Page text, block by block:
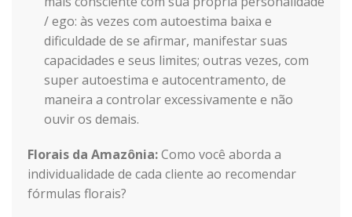
/ ego: às vezes com autoestima baixa e
dificuldade de se afirmar, manifestar suas
capacidades e seus limites; outras vezes, com
super autoestima e autocentramento, de
maneira a controlar excessivamente e não
ouvir os demais.
Florais da Amazônia:Como você aborda a
individualidade de cada cliente ao recomendar
fórmulas florais?